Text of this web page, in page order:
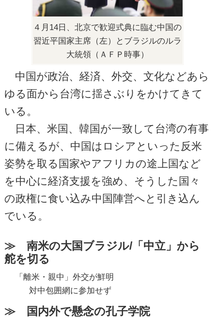
４月14日、北京で歓迎式典に臨む中国の
習近平国家主席（左）とブラジルのルラ
大統領（ＡＦＰ時事）
中国が政治、経済、外交、文化などあら
ゆる面から台湾に揺さぶりをかけてきて
いる。
日本、米国、韓国が一致して台湾の有事
に備えるが、中国はロシアといった反米
姿勢を取る国家やアフリカの途上国など
を中心に経済支援を強め、そうした国々
の政権に食い込み中国陣営へと引き込ん
でいる。
≫ 南米の大国ブラジル/「中立」から
舵を切る
「離米・親中」外交が鮮明
対中包囲網に参加せず
≫ 国内外で懸念の孔子学院